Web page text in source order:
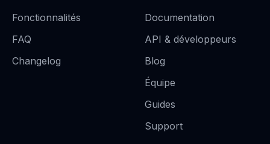
Fonctionnalités
FAQ
Changelog
Documentation
API & développeurs
Blog
Équipe
Guides
Support